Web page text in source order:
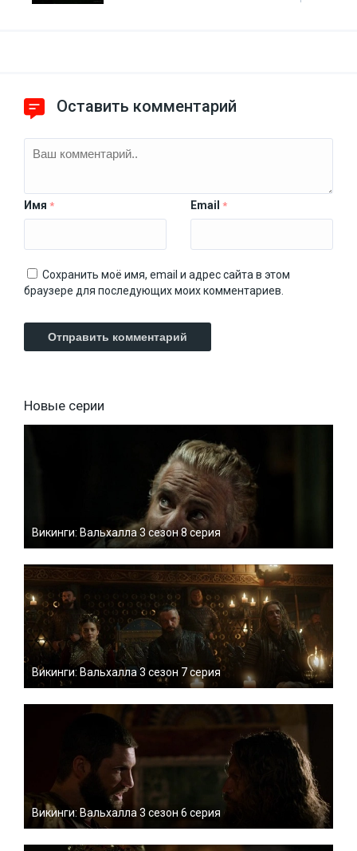
Оставить комментарий
Имя * Email *
Сохранить моё имя, email и адрес сайта в этом
браузере для последующих моих комментариев.
Новые серии
Викинги: Вальхалла 3 сезон 8 серия
Викинги: Вальхалла 3 сезон 7 серия
Викинги: Вальхалла 3 сезон 6 серия